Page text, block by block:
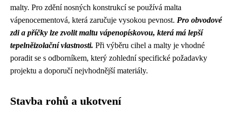
malty. Pro zdění nosných konstrukcí se používá malta
vápenocementová, která zaručuje vysokou pevnost. Pro obvodové
zdi a příčky lze zvolit maltu vápenopískovou, která má lepší
tepelněizolační vlastnosti. Při výběru cihel a malty je vhodné
poradit se s odborníkem, který zohlední specifické požadavky
projektu a doporučí nejvhodnější materiály.
Stavba rohů a ukotvení